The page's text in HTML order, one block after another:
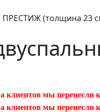
(толщина 23
клиентов мы перенесли
клиентов мы перенесли